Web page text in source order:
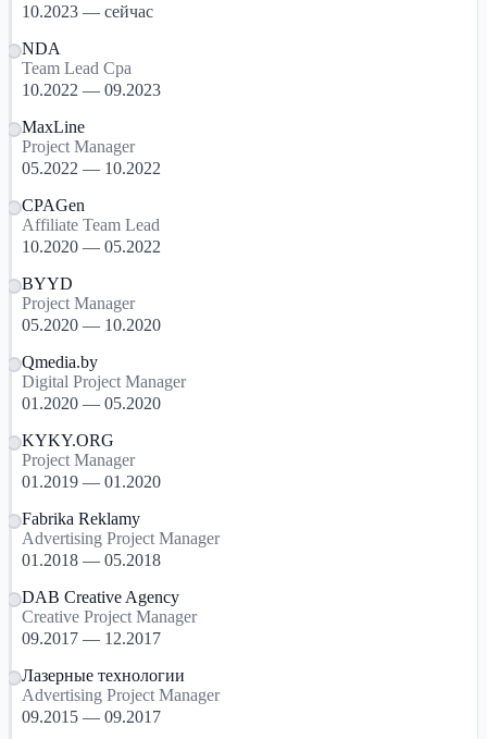
10.2023 — сейчас
NDA
Team Lead Cpa
10.2022 — 09.2023
MaxLine
Project Manager
05.2022 — 10.2022
CPAGen
Affiliate Team Lead
10.2020 — 05.2022
BYYD
Project Manager
05.2020 — 10.2020
Qmedia.by
Digital Project Manager
01.2020 — 05.2020
KYKY.ORG
Project Manager
01.2019 — 01.2020
Fabrika Reklamy
Advertising Project Manager
01.2018 — 05.2018
DAB Creative Agency
Creative Project Manager
09.2017 — 12.2017
Лазерные технологии
Advertising Project Manager
09.2015 — 09.2017